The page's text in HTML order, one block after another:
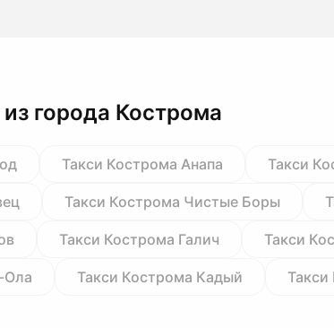
города Кострома
Такси Кострома Анапа Такси
Такси Кострома Чистые Боры
Такси Кострома Галич Такси
Ола Такси Кострома Кадый